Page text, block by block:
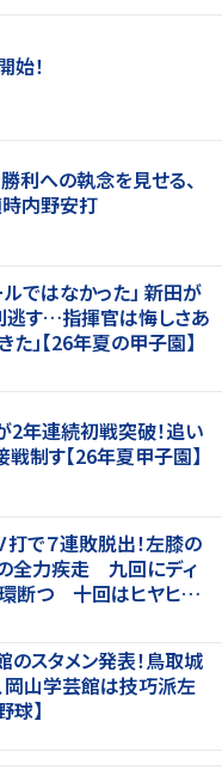
始！
利への執念を見せる、
内野安打
ではなかった」 新田が
逃す…指揮官は悔しさあ
た」【26年夏の甲子園】
年連続初戦突破！追い
制す【26年夏甲子園】
で７連敗脱出！左膝の
全力疾走 九回にディ
断つ 十回はヒヤヒヤ
スタメン発表！鳥取城
岡山学芸館は技巧派左
球】